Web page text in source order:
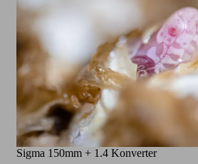
Sigma 150mm + 1.4 Konverter